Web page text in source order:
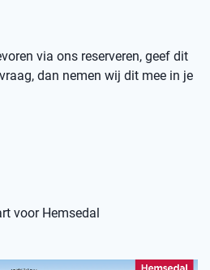
via ons reserveren, geef dit
dan nemen wij dit mee in je
voor Hemsedal